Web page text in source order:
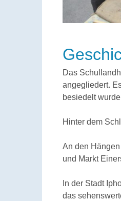
Das
angegliedert.
besiedelt
Hinter dem
An den
und Markt
In der Stadt
das